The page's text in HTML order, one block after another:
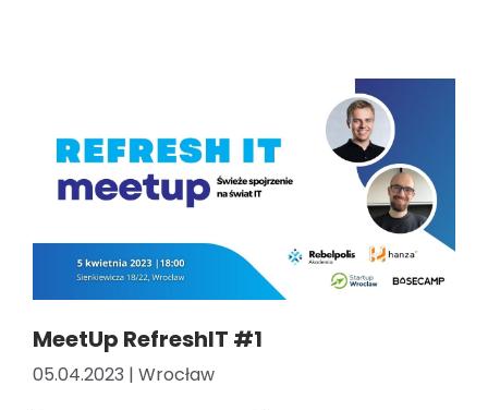
MeetUp RefreshIT #1
05.04.2023 | Wrocław